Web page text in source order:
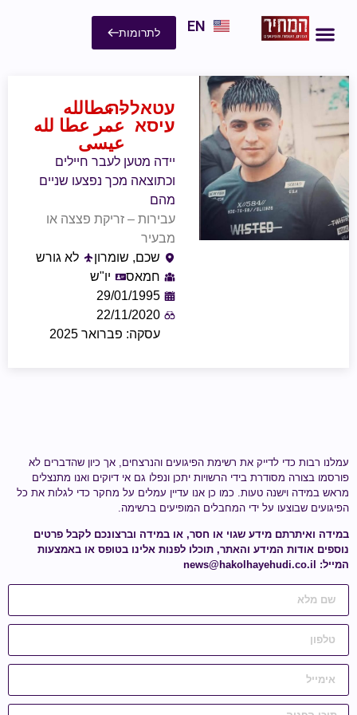
EN לתרומות
עטאללה
עיסא
- عطالله
عمر عطا لله
عيسى
יידה מטען לעבר חיילים
וכתוצאה מכך נפצעו שניים
מהם
עבירות – זריקת פצצה או
מבעיר
שכם, שומרון
לא גורש
חמאס
יו"ש
29/01/1995
22/11/2020
עסקה: פברואר 2025
עמלנו רבות כדי לדייק את רשימת הפיגועים והנרצחים, אך כיון שהדברים לא
פורסמו בצורה מסודרת בידי הרשויות יתכן ונפלו גם אי דיוקים ואנו מתנצלים
מראש במידה וישנה טעות. כמו כן אנו עדיין עמלים על מחקר כדי לגלות את כל
הפיגועים שבוצעו על ידי המחבלים המופיעים ברשימה.
במידה ואיתרתם מידע שגוי או חסר, או במידה וברצונכם לקבל פרטים
נוספים אודות המידע והאתר, תוכלו לפנות אלינו בטופס או באמצעות
המייל:
news@hakolhayehudi.co.il